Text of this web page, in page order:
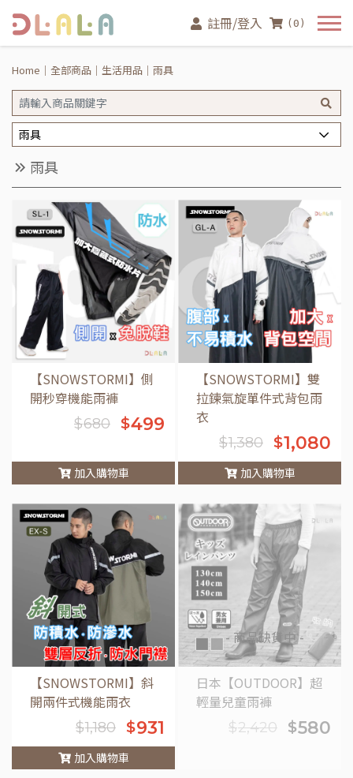
註冊/登入 (0)
Home 全部商品 生活用品 雨具
雨具
雨具
【SNOWSTORMI】側
開秒穿機能雨褲
$680 $499
加入購物車
【SNOWSTORMI】雙
拉鍊氣旋單件式背包雨
衣
$1,380 $1,080
加入購物車
【SNOWSTORMI】斜
開兩件式機能雨衣
$1,180 $931
加入購物車
日本【OUTDOOR】超
輕量兒童雨褲
$2,420 $580
- 商品缺貨中 -